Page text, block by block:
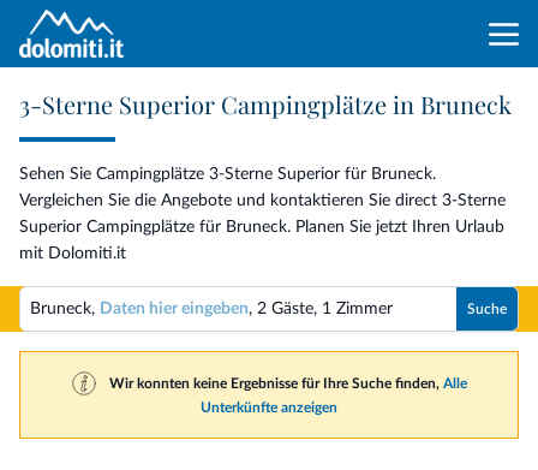
3-Sterne Superior Campingplätze in Bruneck
Sehen Sie Campingplätze 3-Sterne Superior für Bruneck.
Vergleichen Sie die Angebote und kontaktieren Sie direct 3-Sterne
Superior Campingplätze für Bruneck. Planen Sie jetzt Ihren Urlaub
mit Dolomiti.it
Bruneck, Daten hier eingeben, 2 Gäste, 1 Zimmer Suche
Wir konnten keine Ergebnisse für Ihre Suche finden, Alle
Unterkünfte anzeigen